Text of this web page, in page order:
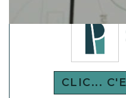
CLIC...